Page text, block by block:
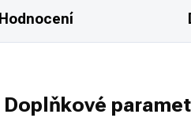
Hodnocení
Doplňkové